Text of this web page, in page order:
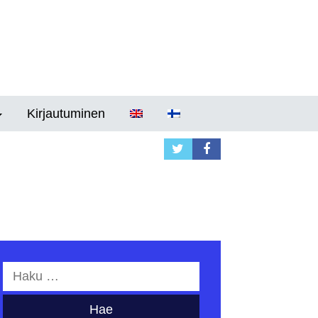
Kirjautuminen
Haku: